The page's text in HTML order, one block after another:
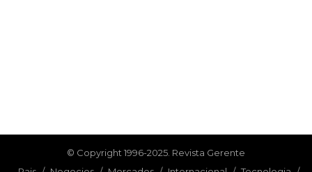
© Copyright 1996-2025. Revista Gerente